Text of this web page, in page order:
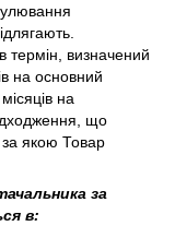
термін, визначений
на основний
на
що
за якою Товар
за
в: